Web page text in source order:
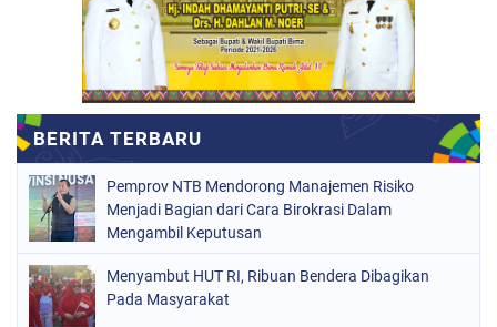
Pemprov NTB Mendorong Manajemen Risiko
Menjadi Bagian dari Cara Birokrasi Dalam
Mengambil Keputusan
Menyambut HUT RI, Ribuan Bendera Dibagikan
Pada Masyarakat